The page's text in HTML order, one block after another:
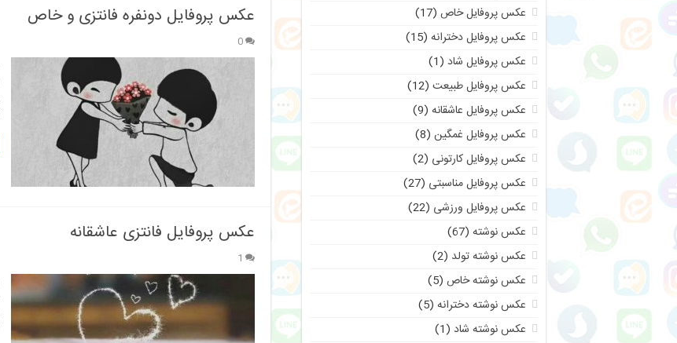
عکس پروفایل دونفره فانتزی و خاص
0
عکس پروفایل فانتزی عاشقانه
1
عکس پروفایل خاص (17)
عکس پروفایل دخترانه (15)
عکس پروفایل شاد (1)
عکس پروفایل طبیعت (12)
عکس پروفایل عاشقانه (9)
عکس پروفایل غمگین (8)
عکس پروفایل کارتونی (2)
عکس پروفایل مناسبتی (27)
عکس پروفایل ورزشی (22)
عکس نوشته (67)
عکس نوشته تولد (2)
عکس نوشته خاص (5)
عکس نوشته دخترانه (5)
عکس نوشته شاد (1)